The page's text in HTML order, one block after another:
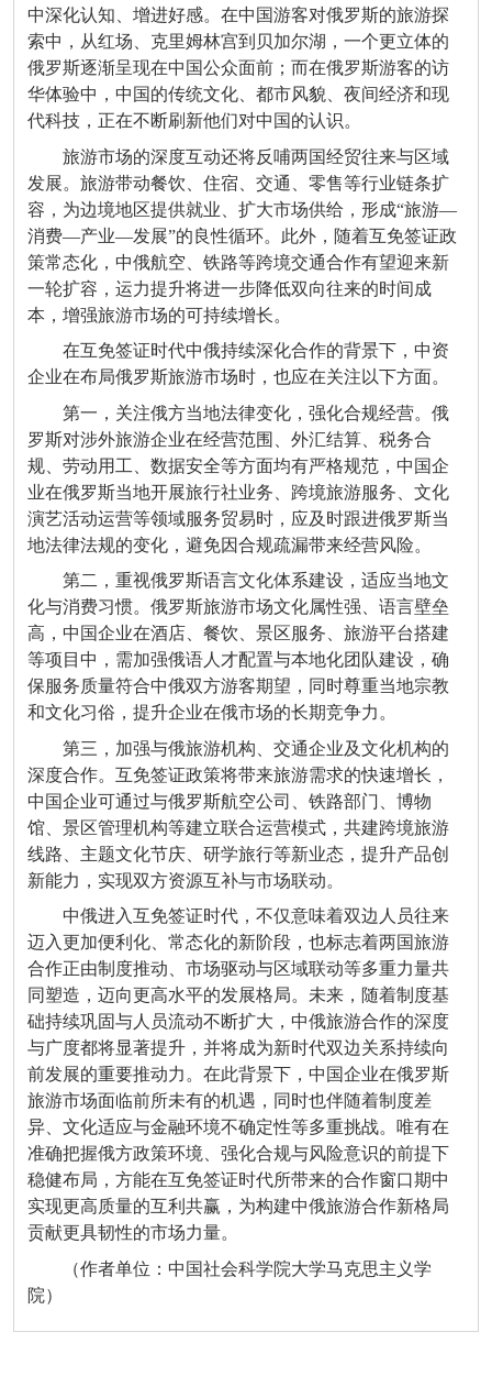
中深化认知、增进好感。在中国游客对俄罗斯的旅游探
索中，从红场、克里姆林宫到贝加尔湖，一个更立体的
俄罗斯逐渐呈现在中国公众面前；而在俄罗斯游客的访
华体验中，中国的传统文化、都市风貌、夜间经济和现
代科技，正在不断刷新他们对中国的认识。
旅游市场的深度互动还将反哺两国经贸往来与区域
发展。旅游带动餐饮、住宿、交通、零售等行业链条扩
容，为边境地区提供就业、扩大市场供给，形成“旅游—
消费—产业—发展”的良性循环。此外，随着互免签证政
策常态化，中俄航空、铁路等跨境交通合作有望迎来新
一轮扩容，运力提升将进一步降低双向往来的时间成
本，增强旅游市场的可持续增长。
在互免签证时代中俄持续深化合作的背景下，中资
企业在布局俄罗斯旅游市场时，也应在关注以下方面。
第一，关注俄方当地法律变化，强化合规经营。俄
罗斯对涉外旅游企业在经营范围、外汇结算、税务合
规、劳动用工、数据安全等方面均有严格规范，中国企
业在俄罗斯当地开展旅行社业务、跨境旅游服务、文化
演艺活动运营等领域服务贸易时，应及时跟进俄罗斯当
地法律法规的变化，避免因合规疏漏带来经营风险。
第二，重视俄罗斯语言文化体系建设，适应当地文
化与消费习惯。俄罗斯旅游市场文化属性强、语言壁垒
高，中国企业在酒店、餐饮、景区服务、旅游平台搭建
等项目中，需加强俄语人才配置与本地化团队建设，确
保服务质量符合中俄双方游客期望，同时尊重当地宗教
和文化习俗，提升企业在俄市场的长期竞争力。
第三，加强与俄旅游机构、交通企业及文化机构的
深度合作。互免签证政策将带来旅游需求的快速增长，
中国企业可通过与俄罗斯航空公司、铁路部门、博物
馆、景区管理机构等建立联合运营模式，共建跨境旅游
线路、主题文化节庆、研学旅行等新业态，提升产品创
新能力，实现双方资源互补与市场联动。
中俄进入互免签证时代，不仅意味着双边人员往来
迈入更加便利化、常态化的新阶段，也标志着两国旅游
合作正由制度推动、市场驱动与区域联动等多重力量共
同塑造，迈向更高水平的发展格局。未来，随着制度基
础持续巩固与人员流动不断扩大，中俄旅游合作的深度
与广度都将显著提升，并将成为新时代双边关系持续向
前发展的重要推动力。在此背景下，中国企业在俄罗斯
旅游市场面临前所未有的机遇，同时也伴随着制度差
异、文化适应与金融环境不确定性等多重挑战。唯有在
准确把握俄方政策环境、强化合规与风险意识的前提下
稳健布局，方能在互免签证时代所带来的合作窗口期中
实现更高质量的互利共赢，为构建中俄旅游合作新格局
贡献更具韧性的市场力量。
（作者单位：中国社会科学院大学马克思主义学
院）